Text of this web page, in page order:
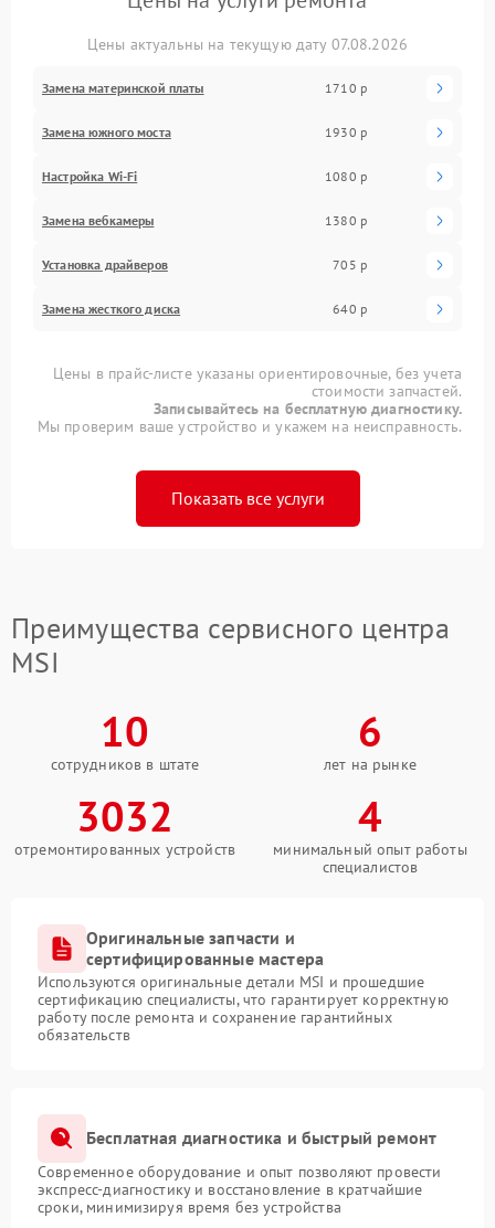
Цены актуальны на текущую дату 07.08.2026
Замена материнской платы 1710 р
Замена южного моста 1930 р
Настройка Wi-Fi 1080 р
Замена вебкамеры 1380 р
Установка драйверов 705 р
Замена жесткого диска 640 р
Цены в прайс-листе указаны ориентировочные, без учета
стоимости запчастей.
Записывайтесь на бесплатную диагностику.
Мы проверим ваше устройство и укажем на неисправность.
Показать все услуги
Преимущества сервисного центра
MSI
10
сотрудников в штате
6
лет на рынке
3032
отремонтированных устройств
4
минимальный опыт работы
специалистов
Оригинальные запчасти и
сертифицированные мастера
Используются оригинальные детали MSI и прошедшие
сертификацию специалисты, что гарантирует корректную
работу после ремонта и сохранение гарантийных
обязательств
Бесплатная диагностика и быстрый ремонт
Современное оборудование и опыт позволяют провести
экспресс-диагностику и восстановление в кратчайшие
сроки, минимизируя время без устройства